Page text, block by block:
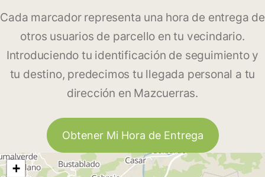
Cada marcador representa una hora de entrega de
otros usuarios de parcello en tu vecindario.
Introduciendo tu identificación de seguimiento y
tu destino, predecimos tu llegada personal a tu
dirección en Mazcuerras.
Obtener Mi Hora de Entrega
+